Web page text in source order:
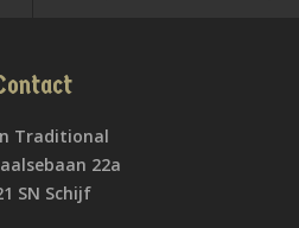
Traditional
22a
SN Schijf